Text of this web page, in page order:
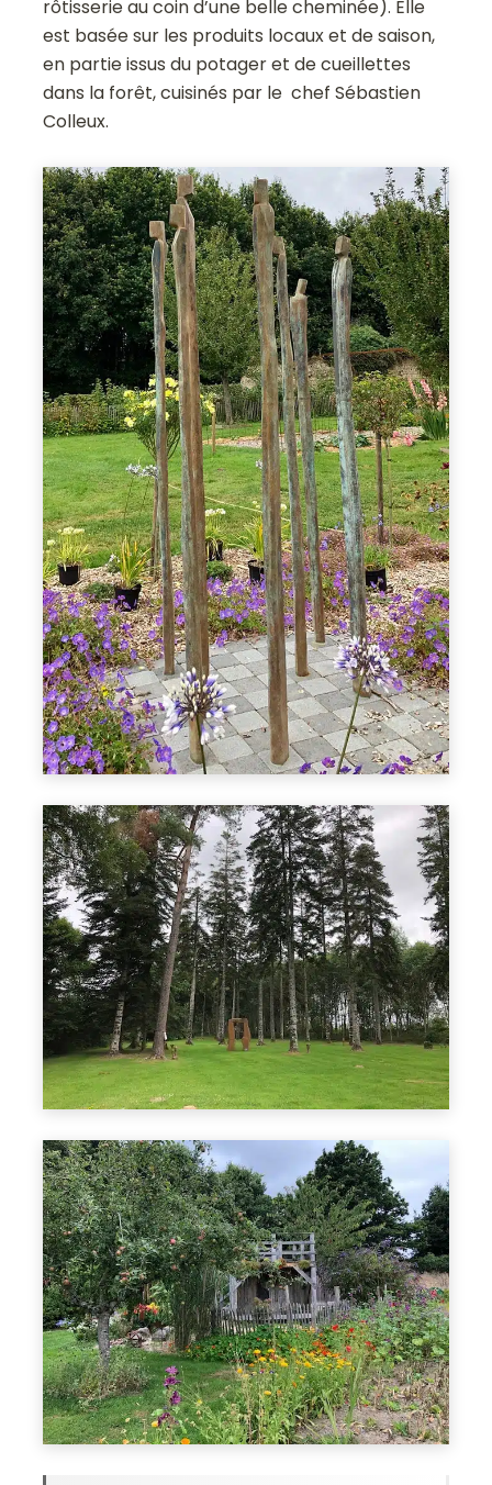
rôtisserie au coin d’une belle cheminée). Elle
est basée sur les produits locaux et de saison,
en partie issus du potager et de cueillettes
dans la forêt, cuisinés par le chef Sébastien
Colleux.